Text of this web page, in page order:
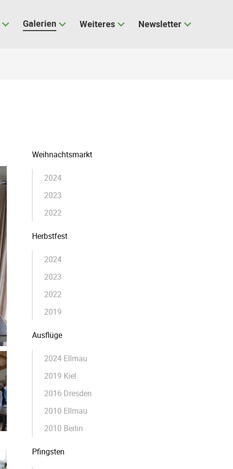
Galerien Weiteres Newsletter
Navigation
Weihnachtsmarkt
2024
2023
2022
Herbstfest
2024
2023
2022
2019
Ausflüge
2024 Ellmau
2019 Kiel
2016 Dresden
2010 Ellmau
2010 Berlin
Pfingsten